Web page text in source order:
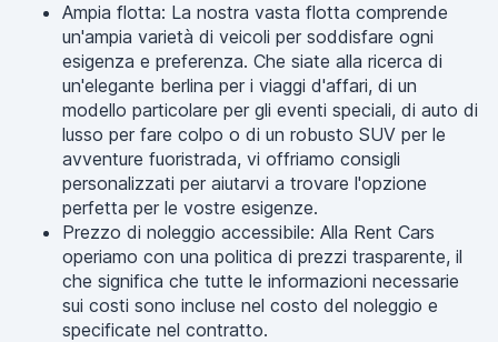
Ampia flotta: La nostra vasta flotta comprende
un'ampia varietà di veicoli per soddisfare ogni
esigenza e preferenza. Che siate alla ricerca di
un'elegante berlina per i viaggi d'affari, di un
modello particolare per gli eventi speciali, di auto di
lusso per fare colpo o di un robusto SUV per le
avventure fuoristrada, vi offriamo consigli
personalizzati per aiutarvi a trovare l'opzione
perfetta per le vostre esigenze.
Prezzo di noleggio accessibile: Alla Rent Cars
operiamo con una politica di prezzi trasparente, il
che significa che tutte le informazioni necessarie
sui costi sono incluse nel costo del noleggio e
specificate nel contratto.